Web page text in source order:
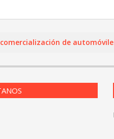
de automóviles